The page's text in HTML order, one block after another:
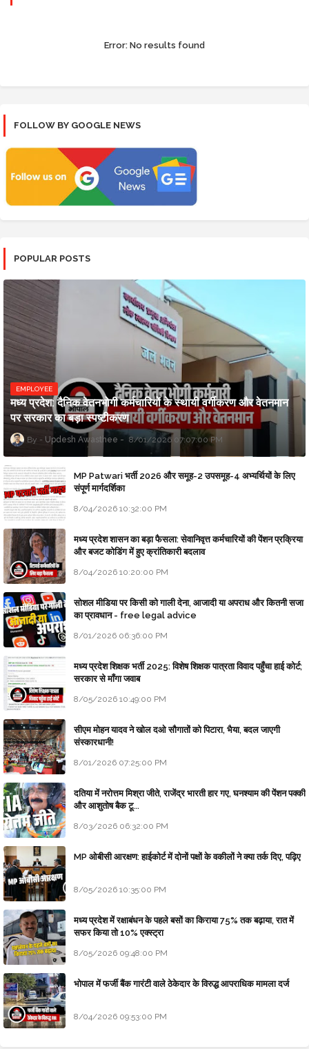
Error: No results found
FOLLOW BY GOOGLE NEWS
POPULAR POSTS
EMPLOYEE
मध्य प्रदेश: दैनिक वेतनभोगी कर्मचारियों के स्थायी वर्गीकरण और वेतनमान
पर सरकार का बड़ा स्पष्टीकरण
Updesh Awasthee 8/01/2026 07:07:00 PM
MP Patwari भर्ती 2026 और समूह-2 उपसमूह-4 अभ्यर्थियों के लिए
संपूर्ण मार्गदर्शिका
8/04/2026 10:32:00 PM
मध्य प्रदेश शासन का बड़ा फैसला: सेवानिवृत्त कर्मचारियों की पेंशन प्रक्रिया
और बजट कोडिंग में हुए क्रांतिकारी बदलाव
8/04/2026 10:20:00 PM
सोशल मीडिया पर किसी को गाली देना, आजादी या अपराध और कितनी सजा
का प्रावधान - free legal advice
8/01/2026 06:36:00 PM
मध्य प्रदेश शिक्षक भर्ती 2025: विशेष शिक्षक पात्रता विवाद पहुँचा हाई कोर्ट;
सरकार से माँगा जवाब
8/05/2026 10:49:00 PM
सीएम मोहन यादव ने खोल दओ सौगातों को पिटारा, भैया, बदल जाएगी
संस्कारधानी!
8/01/2026 07:25:00 PM
दतिया में नरोत्तम मिश्रा जीते, राजेंद्र भारती हार गए, घनश्याम की पेंशन पक्की
और आशुतोष बैक टू...
8/03/2026 06:32:00 PM
MP ओबीसी आरक्षण: हाईकोर्ट में दोनों पक्षों के वकीलों ने क्या तर्क दिए, पढ़िए
8/05/2026 10:35:00 PM
मध्य प्रदेश में रक्षाबंधन के पहले बसों का किराया 75% तक बढ़ाया, रात में
सफर किया तो 10% एक्स्ट्रा
8/05/2026 09:48:00 PM
भोपाल में फर्जी बैंक गारंटी वाले ठेकेदार के विरुद्ध आपराधिक मामला दर्ज
8/04/2026 09:53:00 PM